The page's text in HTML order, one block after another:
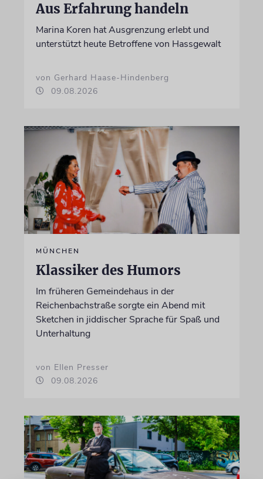
Aus Erfahrung handeln
Marina Koren hat Ausgrenzung erlebt und
unterstützt heute Betroffene von Hassgewalt
von Gerhard Haase-Hindenberg
09.08.2026
MÜNCHEN
Klassiker des Humors
Im früheren Gemeindehaus in der
Reichenbachstraße sorgte ein Abend mit
Sketchen in jiddischer Sprache für Spaß und
Unterhaltung
von Ellen Presser
09.08.2026